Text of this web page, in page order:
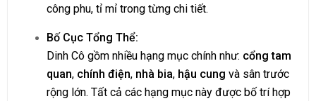
công phu, tỉ mỉ trong từng chi tiết.
Bố Cục Tổng Thể:
Dinh Cô gồm nhiều hạng mục chính như: cổng tam
quan, chính điện, nhà bia, hậu cung và sân trước
rộng lớn. Tất cả các hạng mục này được bố trí hợp